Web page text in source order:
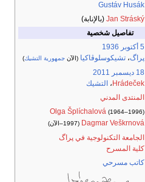
Gustáv Husák
Jan Stráský (بالإنابة)
تفاصيل شخصية
5 أكتوبر
1936
پراگ، تشيكوسلوڤاكيا (الآن جمهورية التشيك)
18 ديسمبر
2011
Hrádeček ، التشيك
المنتدى المدني
Olga Šplíchalová (1964–1996)
Dagmar Veškrnová (1997–الآن)
الجامعة التكنولوجية في پراگ
كلية المسرح
كاتب مسرحي